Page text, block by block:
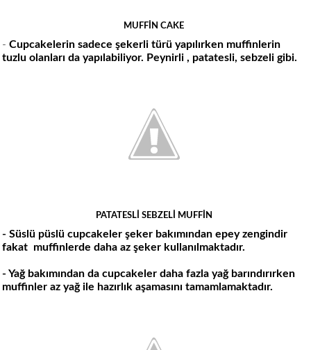
MUFFİN CAKE
- Cupcakelerin sadece şekerli türü yapılırken muffinlerin
tuzlu olanları da yapılabiliyor. Peynirli , patatesli, sebzeli gibi.
PATATESLİ SEBZELİ MUFFİN
- Süslü püslü cupcakeler şeker bakımından epey zengindir
fakat muffinlerde daha az şeker kullanılmaktadır.
- Yağ bakımından da cupcakeler daha fazla yağ barındırırken
muffinler az yağ ile hazırlık aşamasını tamamlamaktadır.